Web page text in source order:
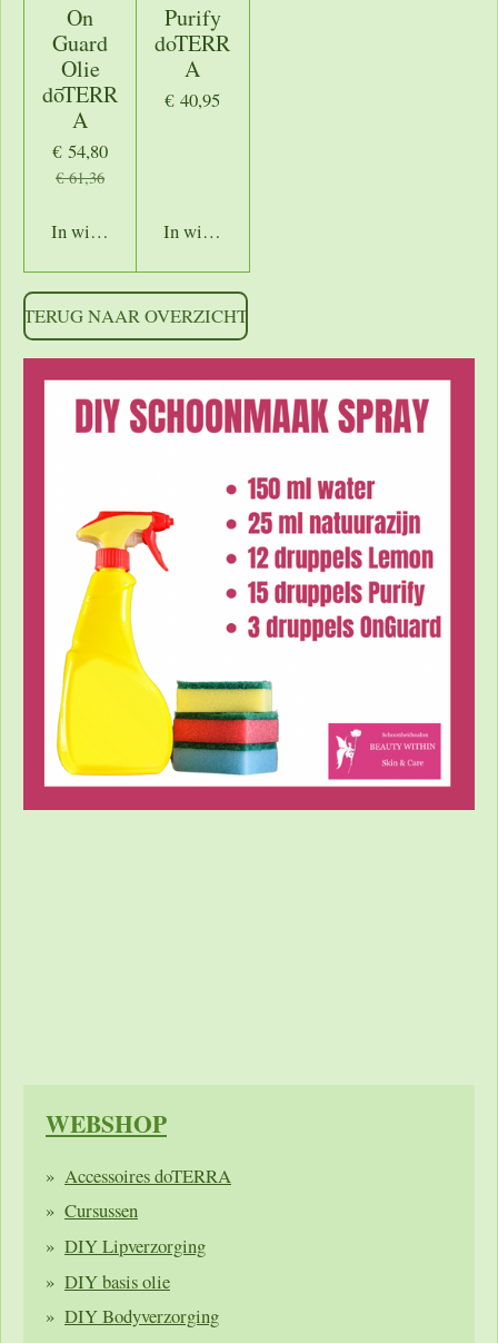
On
Guard
Olie
dōTERR
A
€ 54,80
€ 61,36
In winkelwagen
Purify
doTERR
A
€ 40,95
In winkelwagen
TERUG NAAR OVERZICHT
WEBSHOP
Accessoires doTERRA
Cursussen
DIY Lipverzorging
DIY basis olie
DIY Bodyverzorging